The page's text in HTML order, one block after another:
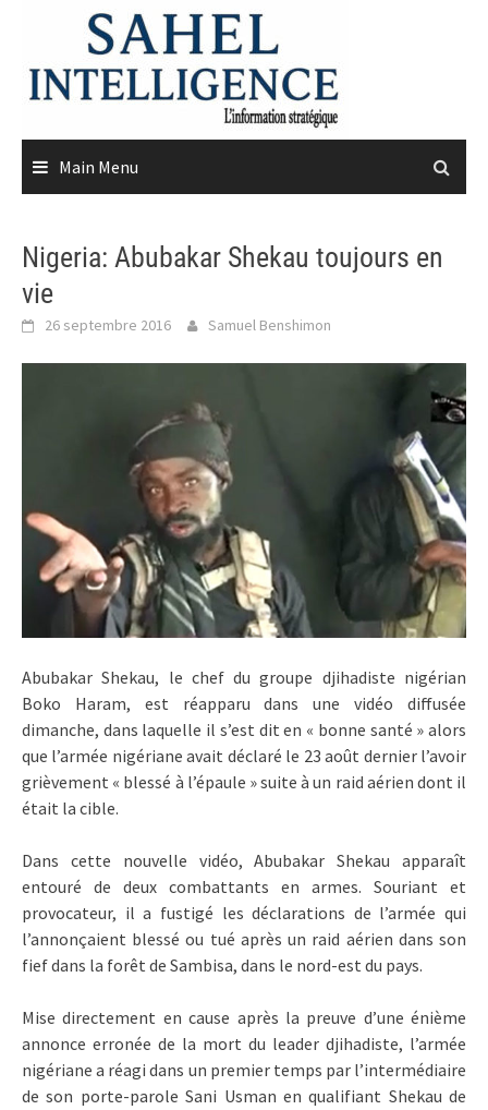
content
Main Menu
Nigeria: Abubakar Shekau toujours en
vie
26 septembre 2016 Samuel Benshimon
Abubakar Shekau, le chef du groupe djihadiste nigérian
Boko Haram, est réapparu dans une vidéo diffusée
dimanche, dans laquelle il s’est dit en « bonne santé » alors
que l’armée nigériane avait déclaré le 23 août dernier l’avoir
grièvement « blessé à l’épaule » suite à un raid aérien dont il
était la cible.
Dans cette nouvelle vidéo, Abubakar Shekau apparaît
entouré de deux combattants en armes. Souriant et
provocateur, il a fustigé les déclarations de l’armée qui
l’annonçaient blessé ou tué après un raid aérien dans son
fief dans la forêt de Sambisa, dans le nord-est du pays.
Mise directement en cause après la preuve d’une énième
annonce erronée de la mort du leader djihadiste, l’armée
nigériane a réagi dans un premier temps par l’intermédiaire
de son porte-parole Sani Usman en qualifiant Shekau de